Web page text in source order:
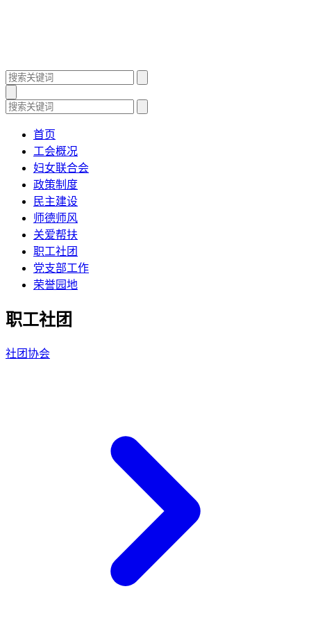
首页
工会概况
妇女联合会
政策制度
民主建设
师德师风
关爱帮扶
职工社团
党支部工作
荣誉园地
职工社团
社团协会